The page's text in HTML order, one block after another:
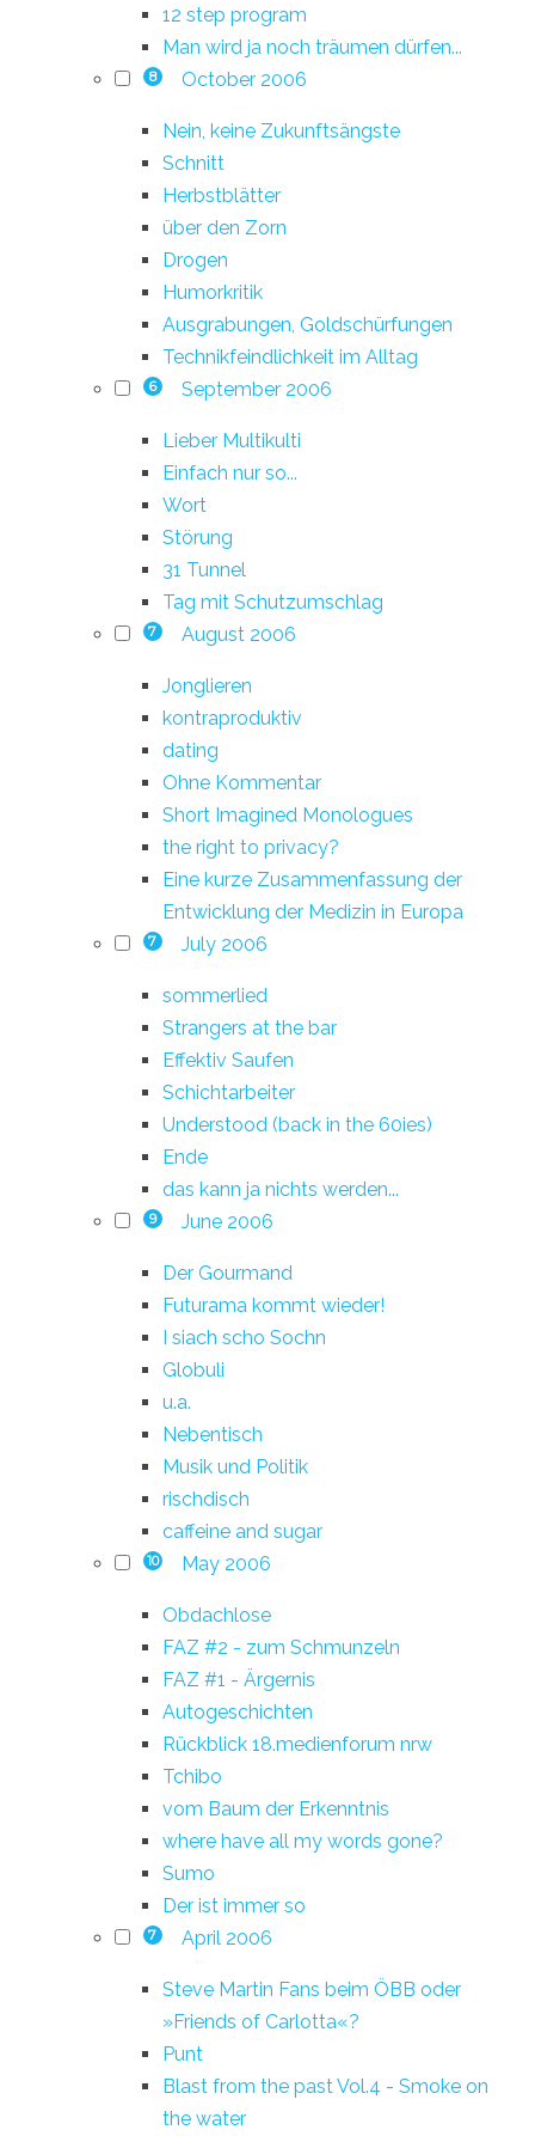
12 step program
Man wird ja noch träumen dürfen...
8 October 2006
Nein, keine Zukunftsängste
Schnitt
Herbstblätter
über den Zorn
Drogen
Humorkritik
Ausgrabungen, Goldschürfungen
Technikfeindlichkeit im Alltag
6 September 2006
Lieber Multikulti
Einfach nur so...
Wort
Störung
31 Tunnel
Tag mit Schutzumschlag
7 August 2006
Jonglieren
kontraproduktiv
dating
Ohne Kommentar
Short Imagined Monologues
the right to privacy?
Eine kurze Zusammenfassung der
Entwicklung der Medizin in Europa
7 July 2006
sommerlied
Strangers at the bar
Effektiv Saufen
Schichtarbeiter
Understood (back in the 60ies)
Ende
das kann ja nichts werden...
9 June 2006
Der Gourmand
Futurama kommt wieder!
I siach scho Sochn
Globuli
u.a.
Nebentisch
Musik und Politik
rischdisch
caffeine and sugar
10 May 2006
Obdachlose
FAZ #2 - zum Schmunzeln
FAZ #1 - Ärgernis
Autogeschichten
Rückblick 18.medienforum nrw
Tchibo
vom Baum der Erkenntnis
where have all my words gone?
Sumo
Der ist immer so
7 April 2006
Steve Martin Fans beim ÖBB oder
»Friends of Carlotta«?
Punt
Blast from the past Vol.4 - Smoke on
the water